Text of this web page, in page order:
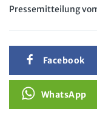
Pressemitteilung
Facebook
WhatsApp